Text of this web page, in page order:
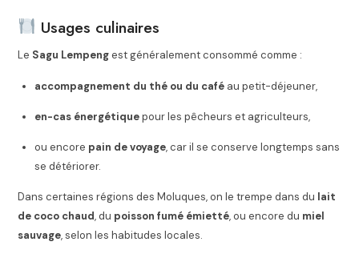
Usages culinaires
Le Sagu Lempengest généralement consommé comme :
accompagnement du thé ou du café au petit-déjeuner,
en-cas énergétiquepour les pêcheurs et agriculteurs,
ou encore pain de voyage, car il se conserve longtemps sans
se détériorer.
Dans certaines régions des Moluques, on le trempe dans du lait
de coco chaud, du poisson fumé émietté, ou encore du miel
sauvage, selon les habitudes locales.